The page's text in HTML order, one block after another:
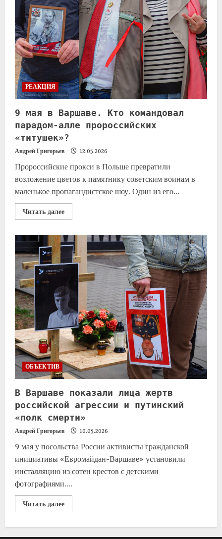
РЕАКЦИЯ
9 мая в Варшаве. Кто командовал
парадом-алле пророссийских
«титушек»?
Андрей Григорьев 12.05.2026
Пророссийские прокси в Польше превратили
возложение цветов к памятнику советским воинам в
маленькое пропагандистское шоу. Один из его...
Читать далее
ОБЪЕКТИВ
В Варшаве показали лица жертв
российской агрессии и путинский
«полк смерти»
Андрей Григорьев 10.05.2026
9 мая у посольства России активисты гражданской
инициативы «Евромайдан-Варшаве» установили
инсталляцию из сотен крестов с детскими
фотографиями....
Читать далее